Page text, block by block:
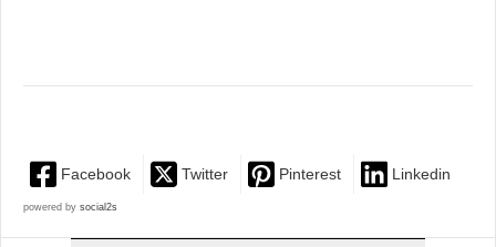
Facebook Twitter Pinterest Linkedin
powered by social2s